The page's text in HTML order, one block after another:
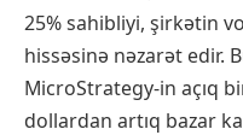
25% sahibliyi, şirkətin
hissəsinə nəzarət edir.
MicroStrategy-in açıq
dollardan artıq bazar